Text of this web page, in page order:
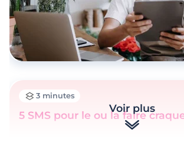
3 minutes
5 SMS pour le ou la faire
Voir plus